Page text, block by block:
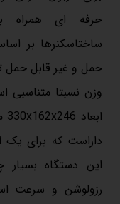
حرفه ای همراه
ساختاسکنرها بر
وزن نسبتا
داراست که برای یک
این دستگاه
رزولوشن و سرعت